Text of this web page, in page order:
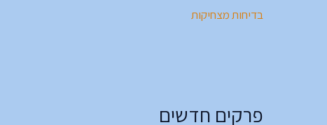
בדיחות מצחיקות
פרקים חדשים